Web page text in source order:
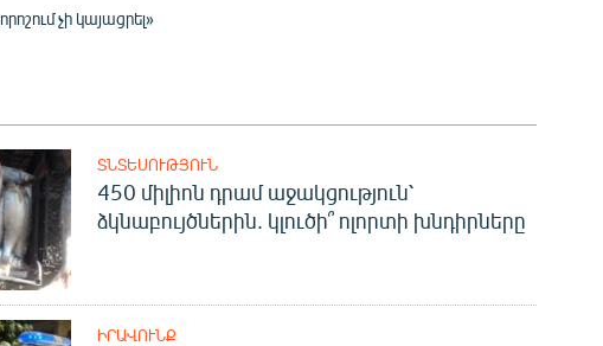
չի կայացրել»
ՏՆՏԵՍՈՒԹՅՈՒՆ
450 միլիոն դրամ աջակցություն՝
ձկնաբույծներին. կլուծի՞ ոլորտի խնդիրները
ԻՐԱՎՈՒՆՔ